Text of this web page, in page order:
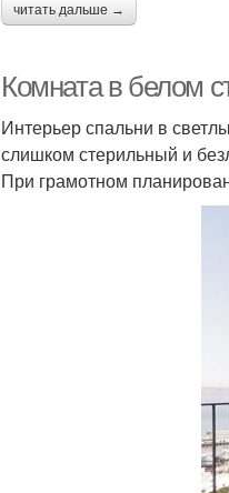
читать дальше →
Комната в белом
Интерьер спальни в
слишком стерильный и
При грамотном